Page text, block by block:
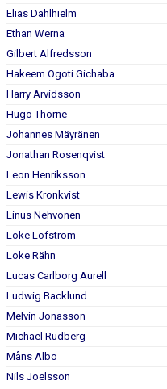
Elias Dahlhielm
Ethan Werna
Gilbert Alfredsson
Hakeem Ogoti Gichaba
Harry Arvidsson
Hugo Thörne
Johannes Mäyränen
Jonathan Rosenqvist
Leon Henriksson
Lewis Kronkvist
Linus Nehvonen
Loke Löfström
Loke Rähn
Lucas Carlborg Aurell
Ludwig Backlund
Melvin Jonasson
Michael Rudberg
Måns Albo
Nils Joelsson